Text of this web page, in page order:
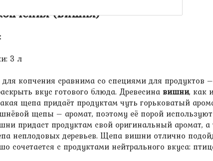
(вишня)
3 л
копчения сравнима со специями для продуктов
вкус готового блюда. Древесина вишни, как
щепа придаёт продуктам чуть горьковатый
щепы – аромат, поэтому её порой
придаст продуктам свой оригинальный аромат, а
неплодовых деревьев. Щепа вишни отлично
сочетается с продуктами нейтрального вкуса: